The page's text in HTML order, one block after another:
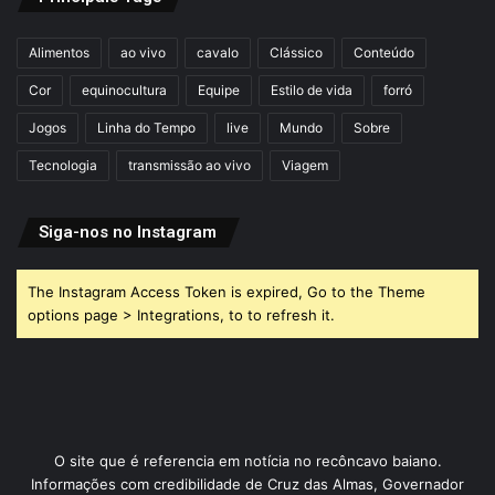
Alimentos ao vivo cavalo Clássico Conteúdo
Cor equinocultura Equipe Estilo de vida forró
Jogos Linha do Tempo live Mundo Sobre
Tecnologia transmissão ao vivo Viagem
Siga-nos no Instagram
The Instagram Access Token is expired, Go to the Theme
options page > Integrations, to to refresh it.
O site que é referencia em notícia no recôncavo baiano.
Informações com credibilidade de Cruz das Almas, Governador